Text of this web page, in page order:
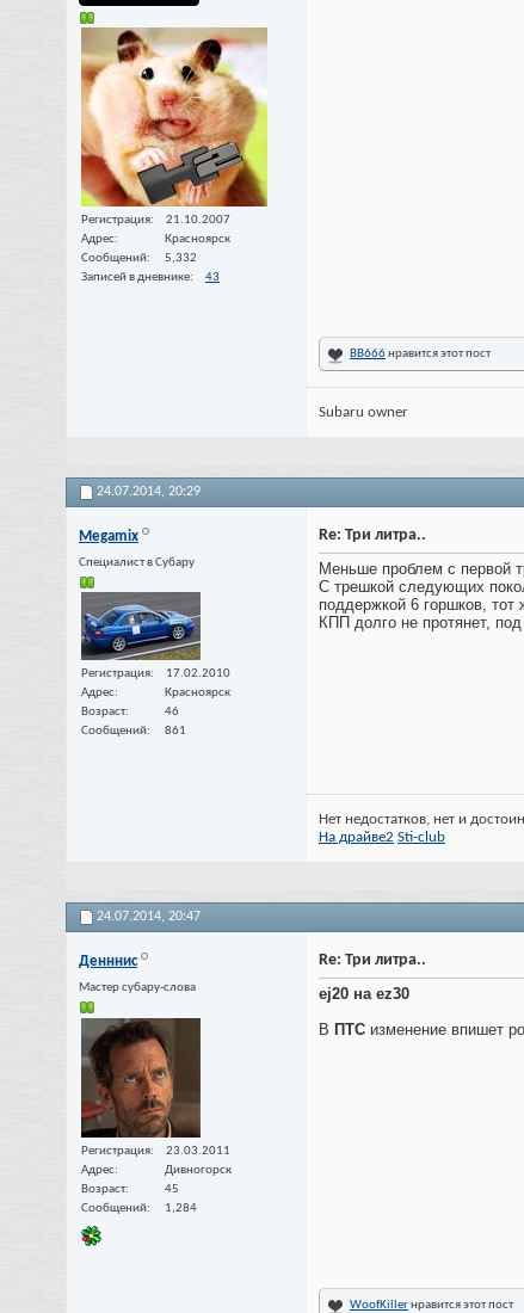
Регистрация
21.10.2007
Адрес
Красноярск
Сообщений
5,332
Записей в дневнике
43
ВВ666нравится этот пост
Subaru owner
24.07.2014, 20:29
Megamix
Специалист в Субару
Регистрация
17.02.2010
Адрес
Красноярск
Возраст
46
Сообщений
861
Re: Три литра..
Меньше проблем с первой
С трешкой следующих
поддержкой 6 горшков,
КПП долго не протянет,
Нет недостатков, нет и
На драйве2 Sti-club
24.07.2014, 20:47
Денннис
Мастер субару-слова
Регистрация
23.03.2011
Адрес
Дивногорск
Возраст
45
Сообщений
1,284
Re: Три литра..
ej20 на ez30
В ПТС изменение впишет
WoofKillerнравится этот пост